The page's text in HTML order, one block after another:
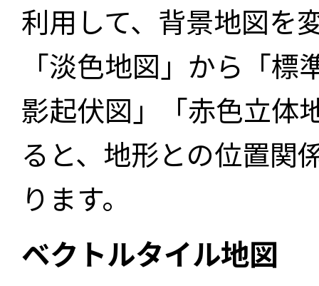
利用して、背景地図を
「淡色地図」から「
影起伏図」「赤色立体
ると、地形との位置関
ります。
ベクトルタイル地図